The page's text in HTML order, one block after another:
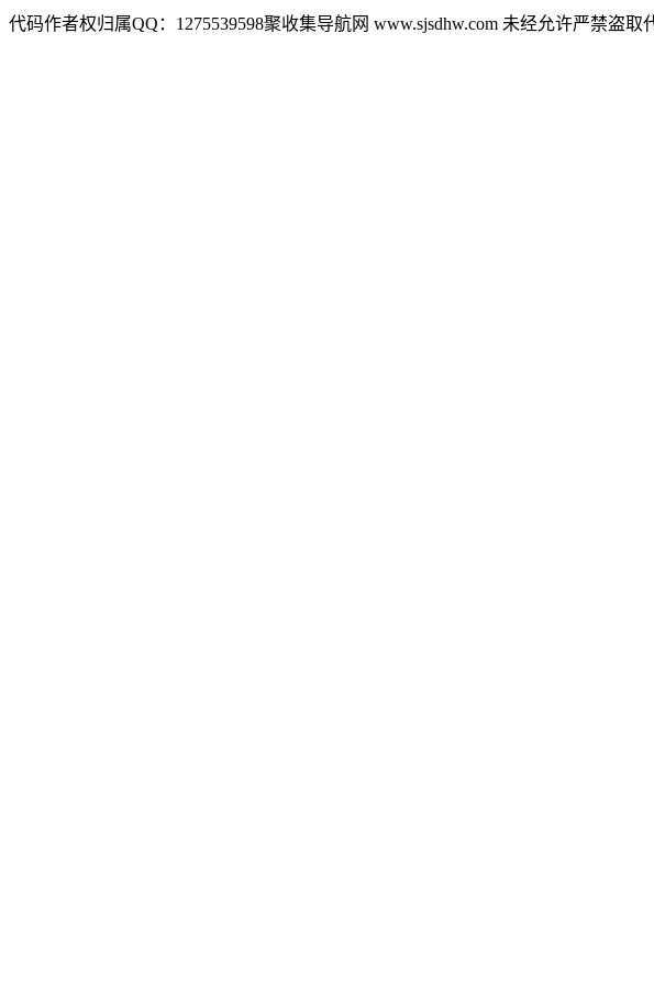
代码作者权归属QQ：1275539598聚收集导航网 www.sjsdhw.com 未经允许严禁盗取